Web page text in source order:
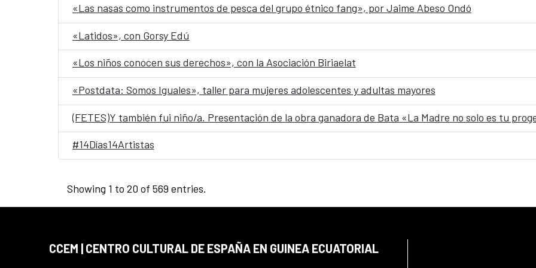
«Las nasas como instrumentos de pesca del grupo étnico fang», por Jaime Abeso Ondó
«Latidos», con Gorsy Edú
«Los niños conocen sus derechos», con la Asociación Biriaelat
«Postdata: Somos Iguales», taller para mujeres adolescentes y adultas mayores
(FETES)Y también fui niño/a. Presentación de la obra ganadora de Bata «La Madre no solo es tu
#14Días14Artistas
Showing 1 to 20 of 569 entries.
CCEM | CENTRO CULTURAL DE ESPAÑA EN GUINEA ECUATORIAL